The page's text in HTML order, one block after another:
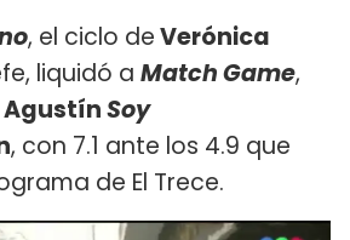
, el ciclo deVerónica
liquidó a Match Game,
AgustínSoy
, con 7.1 ante los 4.9 que
de El Trece.